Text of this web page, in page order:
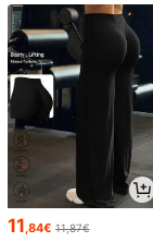
11 ,84€ 11,87€